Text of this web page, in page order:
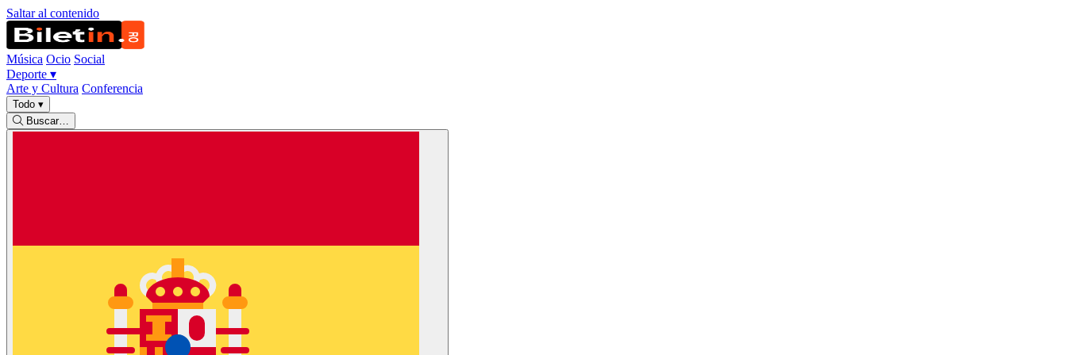
Saltar al contenido
Música Ocio Social
Deporte ▾
Arte y Cultura Conferencia
Todo ▾
Buscar…